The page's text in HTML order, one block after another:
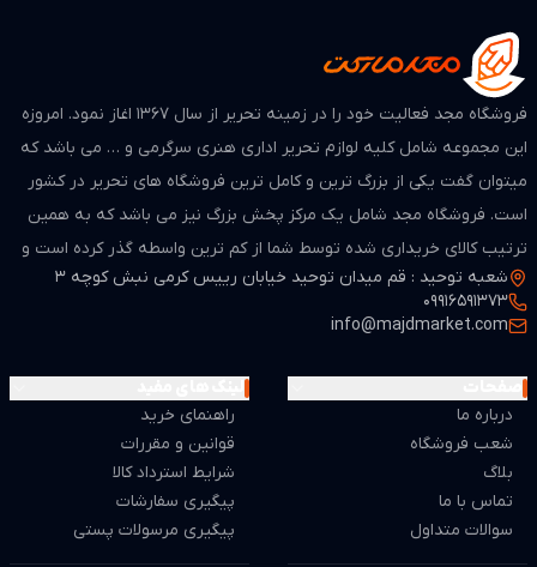
فروشگاه مجد فعالیت خود را در زمینه تحریر از سال ۱۳۶۷ اغاز نمود. امروزه
این مجموعه شامل کلیه لوازم تحریر اداری هنری سرگرمی و … می باشد که
میتوان گفت یکی از بزرگ ترین و کامل ترین فروشگاه های تحریر در کشور
است. فروشگاه مجد شامل یک مرکز پخش بزرگ نیز می باشد که به همین
ترتیب کالای خریداری شده توسط شما از کم ترین واسطه گذر کرده است و
از لحاظ قیمت بسیار مطمن و مناسب می باشد.
شعبه توحید : قم میدان توحید خیابان رییس کرمی نبش کوچه 3
09916591373
info@majdmarket.com
درباره ما
شعب فروشگاه
بلاگ
تماس با ما
سوالات متداول
راهنمای خرید
قوانین و مقررات
شرایط استرداد کالا
پیگیری سفارشات
پیگیری مرسولات پستی